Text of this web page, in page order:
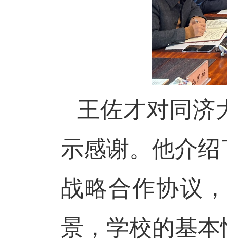
王佐才对同济
示感谢。他介绍
战略合作协议
景，学校的基